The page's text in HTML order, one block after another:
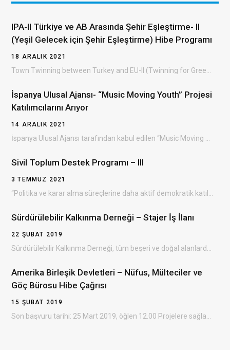
IPA-II Türkiye ve AB Arasında Şehir Eşleştirme- II
(Yeşil Gelecek için Şehir Eşleştirme) Hibe Programı
18 ARALIK 2021
Town Twinning between Turkey and EU-II (Twinning for Green Future) Grant Scheme (TTGS- II) Türkiye…
İspanya Ulusal Ajansı- “Music Moving Youth” Projesi
Katılımcılarını Arıyor
14 ARALIK 2021
İspanya Ulusal Ajansı tarafından kabul edilen “Music Moving Youth ” Erasmus+ projesinin Bulgaristan’da gerçekleşecek olan…
Sivil Toplum Destek Programı – III
3 TEMMUZ 2021
Sürdürülebilir Kalkınma Derneği – Stajer İş İlanı
22 ŞUBAT 2019
Amerika Birleşik Devletleri – Nüfus, Mülteciler ve
Göç Bürosu Hibe Çağrısı
15 ŞUBAT 2019